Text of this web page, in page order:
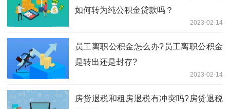
如何转为纯公积金贷款吗？
2023-02-14
员工离职公积金怎么办?员工离职公积金
是转出还是封存?
2023-02-14
房贷退税和租房退税有冲突吗?房贷退税